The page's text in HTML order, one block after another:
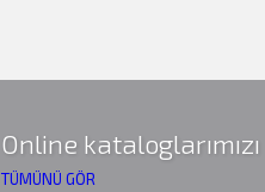
Online
TÜMÜNÜ GÖR